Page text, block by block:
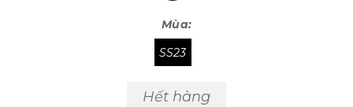
Mùa:
SS23
Hết hàng